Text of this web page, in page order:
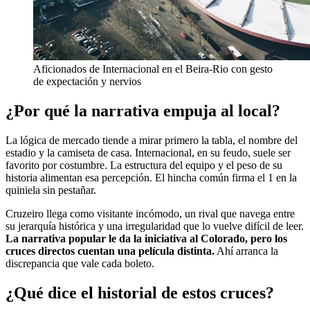
Aficionados de Internacional en el Beira-Rio con gesto
de expectación y nervios
¿Por qué la narrativa empuja al local?
La lógica de mercado tiende a mirar primero la tabla, el nombre del
estadio y la camiseta de casa. Internacional, en su feudo, suele ser
favorito por costumbre. La estructura del equipo y el peso de su
historia alimentan esa percepción. El hincha común firma el 1 en la
quiniela sin pestañar.
Cruzeiro llega como visitante incómodo, un rival que navega entre
su jerarquía histórica y una irregularidad que lo vuelve difícil de leer.
La narrativa popular le da la iniciativa al Colorado, pero los
cruces directos cuentan una película distinta. Ahí arranca la
discrepancia que vale cada boleto.
¿Qué dice el historial de estos cruces?